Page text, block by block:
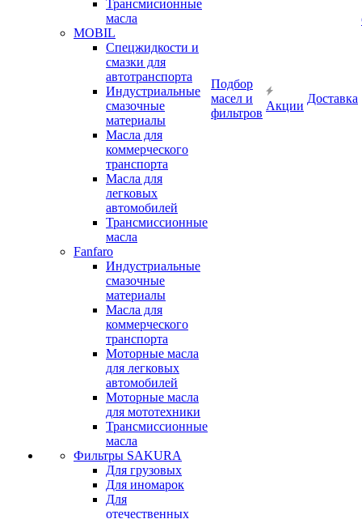
Трансмисионные
масла
MOBIL
Cпецжидкости и
смазки для
автотранспорта
Индустриальные
смазочные
материалы
Масла для
коммерческого
транспорта
Масла для
легковых
автомобилей
Трансмиссионные
масла
Fanfaro
Индустриальные
смазочные
материалы
Масла для
коммерческого
транспорта
Моторные масла
для легковых
автомобилей
Моторные масла
для мототехники
Трансмиссионные
масла
Фильтры SAKURA
Для грузовых
Для иномарок
Для
отечественных
Подбор
масел и
фильтров
Акции
Доставка